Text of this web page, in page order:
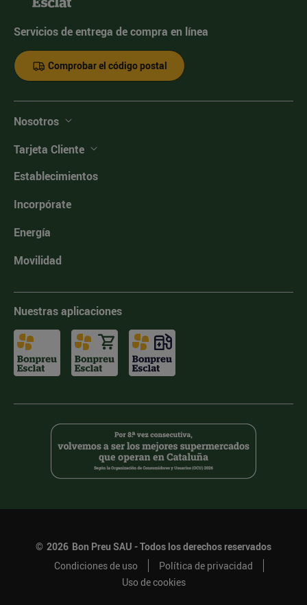
Servicios de entrega de compra en línea
Comprobar el código postal
Nosotros
Tarjeta Cliente
Establecimientos
Incorpórate
Energía
Movilidad
Nuestras aplicaciones
© 2026 Bon Preu SAU - Todos los derechos reservados
Condiciones de uso
Política de privacidad
Uso de cookies